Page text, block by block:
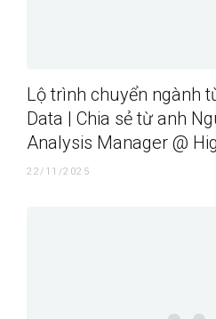
Lộ trình chuyển ngành
Data | Chia sẻ từ anh
Analysis Manager @
22/11/2025